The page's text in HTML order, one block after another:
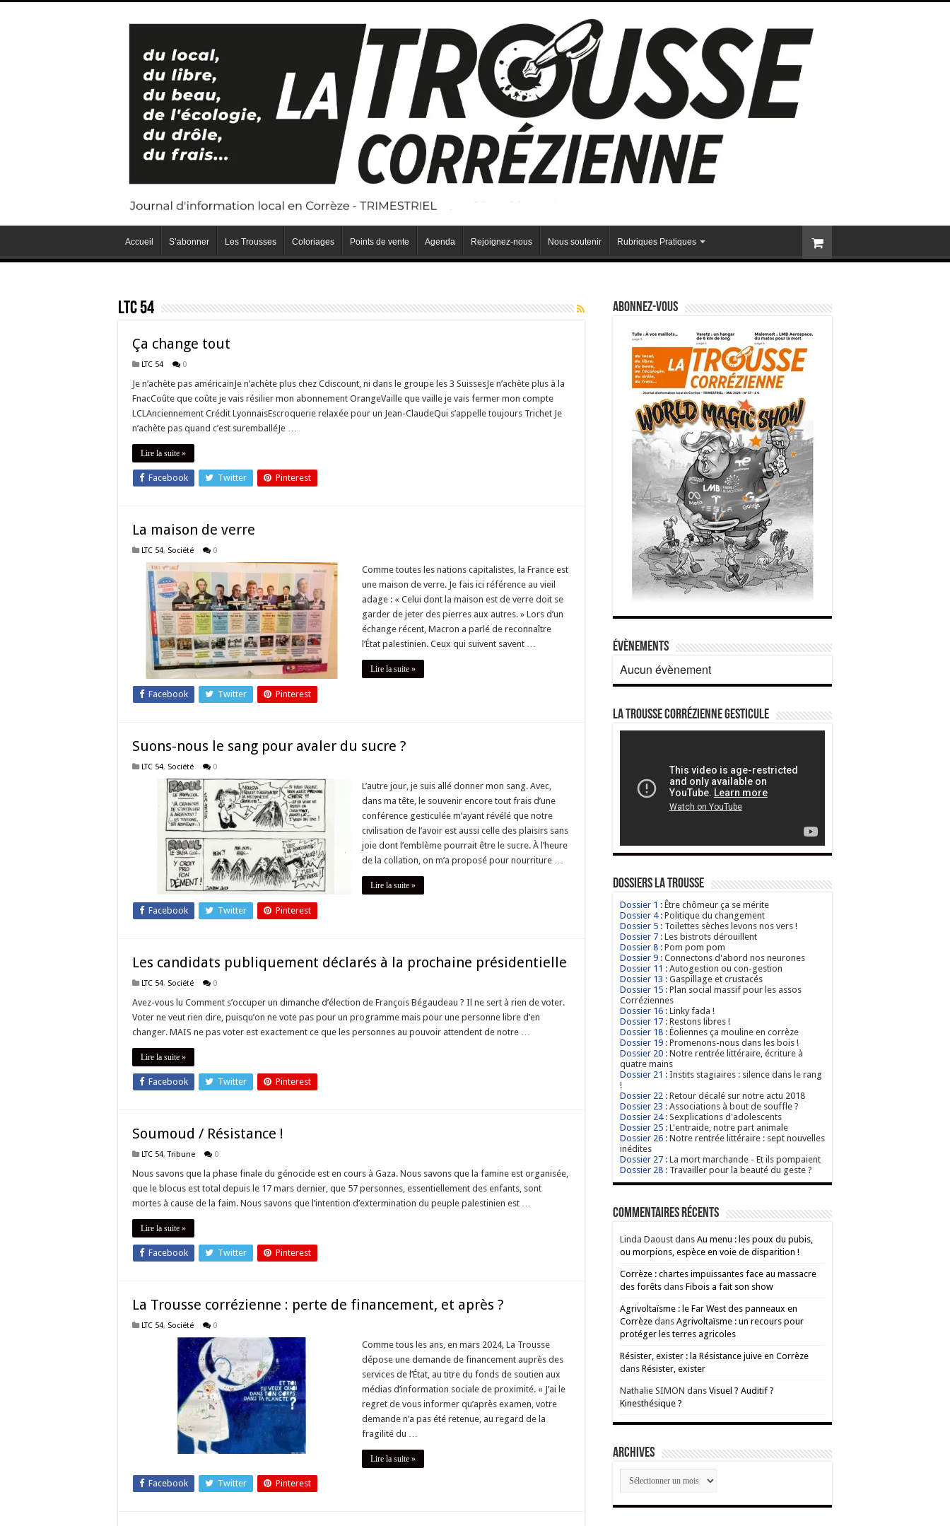
Accueil S’abonner Les Trousses Coloriages Points de vente Agenda Rejoignez-nous Nous soutenir Rubriques Pratiques
LTC 54
Ça change tout
LTC 54 0
Je n’achète pas américainJe n’achète plus chez Cdiscount, ni dans le groupe les 3 SuissesJe n’achète plus à la
FnacCoûte que coûte je vais résilier mon abonnement OrangeVaille que vaille je vais fermer mon compte
LCLAnciennement Crédit LyonnaisEscroquerie relaxée pour un Jean-ClaudeQui s’appelle toujours Trichet Je
n’achète pas quand c’est suremballéJe …
Lire la suite »
Facebook Twitter Pinterest
La maison de verre
LTC 54, Société 0
Comme toutes les nations capitalistes, la France est
une maison de verre. Je fais ici référence au vieil
adage : « Celui dont la maison est de verre doit se
garder de jeter des pierres aux autres. » Lors d’un
échange récent, Macron a parlé de reconnaître
l’État palestinien. Ceux qui suivent savent …
Lire la suite »
Facebook Twitter Pinterest
Suons-nous le sang pour avaler du sucre ?
LTC 54, Société 0
L’autre jour, je suis allé donner mon sang. Avec,
dans ma tête, le souvenir encore tout frais d’une
conférence gesticulée m’ayant révélé que notre
civilisation de l’avoir est aussi celle des plaisirs sans
joie dont l’emblème pourrait être le sucre. À l’heure
de la collation, on m’a proposé pour nourriture …
Lire la suite »
Facebook Twitter Pinterest
Les candidats publiquement déclarés à la prochaine présidentielle
LTC 54, Société 0
Avez-vous lu Comment s’occuper un dimanche d’élection de François Bégaudeau ? Il ne sert à rien de voter.
Voter ne veut rien dire, puisqu’on ne vote pas pour un programme mais pour une personne libre d’en
changer. MAIS ne pas voter est exactement ce que les personnes au pouvoir attendent de notre …
Lire la suite »
Facebook Twitter Pinterest
Soumoud / Résistance !
LTC 54,Tribune 0
Nous savons que la phase finale du génocide est en cours à Gaza. Nous savons que la famine est organisée,
que le blocus est total depuis le 17 mars dernier, que 57 personnes, essentiellement des enfants, sont
mortes à cause de la faim. Nous savons que l’intention d’extermination du peuple palestinien est …
Lire la suite »
Facebook Twitter Pinterest
La Trousse corrézienne : perte de financement, et après ?
LTC 54, Société 0
Comme tous les ans, en mars 2024, La Trousse
dépose une demande de financement auprès des
services de l’État, au titre du fonds de soutien aux
médias d’information sociale de proximité. « J’ai le
regret de vous informer qu’après examen, votre
demande n’a pas été retenue, au regard de la
fragilité du …
Lire la suite »
Facebook Twitter Pinterest
Abonnez-vous
Évènements
Aucun évènement
La Trousse corrézienne gesticule
Dossiers La Trousse
Dossier 1 : Être chômeur ça se mérite
Dossier 4: Politique du changement
Dossier 5 : Toilettes sèches levons nos vers !
Dossier 7 : Les bistrots dérouillent
Dossier 8 : Pom pom pom
Dossier 9 : Connectons d'abord nos neurones
Dossier 11 : Autogestion ou con-gestion
Dossier 13 : Gaspillage et crustacés
Dossier 15 : Plan social massif pour les assos
Corréziennes
Dossier 16 : Linky fada !
Dossier 17 : Restons libres !
Dossier 18 : Éoliennes ça mouline en corrèze
Dossier 19 : Promenons-nous dans les bois !
Dossier 20 : Notre rentrée littéraire, écriture à
quatre mains
Dossier 21 : Instits stagiaires : silence dans le rang
!
Dossier 22 : Retour décalé sur notre actu 2018
Dossier 23 : Associations à bout de souffle ?
Dossier 24: Sexplications d'adolescents
Dossier 25 : L'entraide, notre part animale
Dossier 26 : Notre rentrée littéraire : sept nouvelles
inédites
Dossier 27 : La mort marchande - Et ils pompaient
Dossier 28 : Travailler pour la beauté du geste ?
Commentaires récents
Linda Daoust dans Au menu : les poux du pubis,
ou morpions, espèce en voie de disparition !
Corrèze : chartes impuissantes face au massacre
des forêts dans Fibois a fait son show
Agrivoltaïsme : le Far West des panneaux en
Corrèze dans Agrivoltaïsme : un recours pour
protéger les terres agricoles
Résister, exister : la Résistance juive en Corrèze
dans Résister, exister
Nathalie SIMON dans Visuel ? Auditif ?
Kinesthésique ?
ARCHIVES
ARCHIVES